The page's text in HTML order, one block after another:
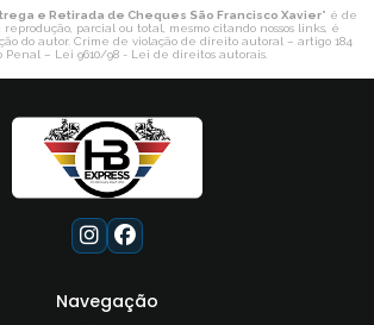
e Retirada de Cheques São Francisco Xavier" é de
parcial ou total, mesmo citando nossos links, é
do autor. Crime de violação de direito autoral – artigo 184
Penal – Lei 9610/98 - Lei de direitos autorais.
Navegação